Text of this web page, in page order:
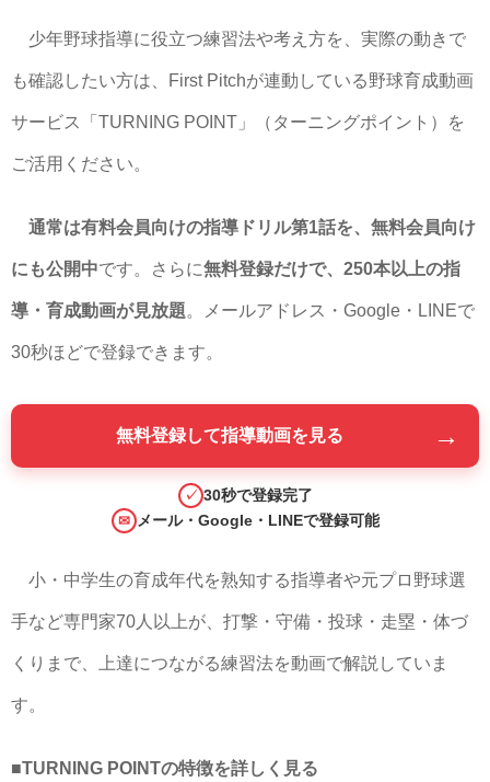
少年野球指導に役立つ練習法や考え方を、実際の動きで
も確認したい方は、First Pitchが連動している野球育成動画
サービス「TURNING POINT」（ターニングポイント）を
ご活用ください。
通常は有料会員向けの指導ドリル第1話を、無料会員向け
にも公開中です。さらに無料登録だけで、250本以上の指
導・育成動画が見放題。メールアドレス・Google・LINEで
30秒ほどで登録できます。
無料登録して指導動画を見る →
✓ 30秒で登録完了
✉ メール・Google・LINEで登録可能
小・中学生の育成年代を熟知する指導者や元プロ野球選
手など専門家70人以上が、打撃・守備・投球・走塁・体づ
くりまで、上達につながる練習法を動画で解説していま
す。
■TURNING POINTの特徴を詳しく見る